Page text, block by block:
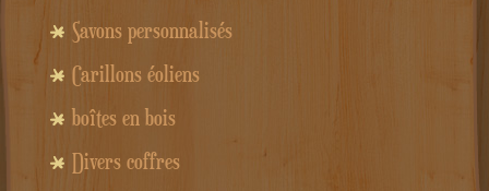
Savons personnalisés
Carillons éoliens
boîtes en bois
Divers coffres